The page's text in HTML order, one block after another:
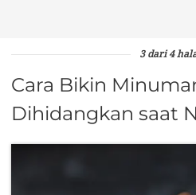
3 dari 4
Cara Bikin
Dihidangkan saat